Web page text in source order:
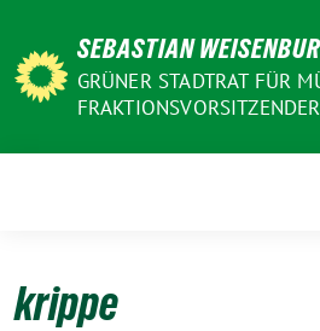
zum
Inhalt
SEBASTIAN
GRÜNER STADTRAT FÜR
FRAKTIONSVORSITZENDER
krippe